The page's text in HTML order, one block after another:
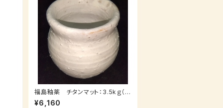
福島釉薬 チタンマット：3.5kｇ（送
料込み：レターパックプラス）
¥6,160